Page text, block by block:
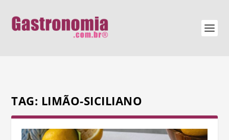
TAG: LIMÃO-SICILIANO